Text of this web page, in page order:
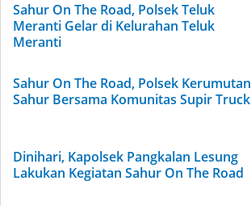
Sahur On The Road, Polsek Teluk
Meranti Gelar di Kelurahan Teluk
Meranti
Sahur On The Road, Polsek Kerumutan
Sahur Bersama Komunitas Supir Truck
Dinihari, Kapolsek Pangkalan Lesung
Lakukan Kegiatan Sahur On The Road